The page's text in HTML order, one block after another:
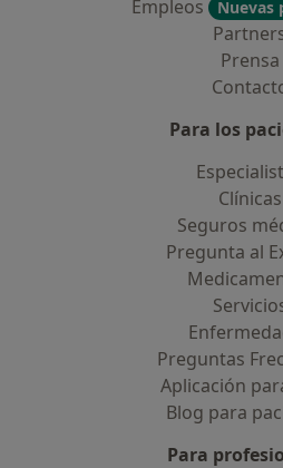
Empleos
Nuevas
Prensa
Para los
Clínicas
Seguros
Pregunta al
Preguntas
Aplicación
Blog para
Para